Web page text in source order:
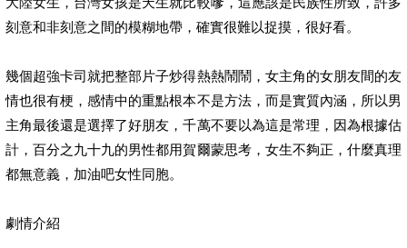
刻意和非刻意之間的模糊地帶，確實很難以捉摸，很好看。
幾個超強卡司就把整部片子炒得熱熱鬧鬧，女主角的女朋友間的友
情也很有梗，感情中的重點根本不是方法，而是實質內涵，所以男
主角最後還是選擇了好朋友，千萬不要以為這是常理，因為根據估
計，百分之九十九的男性都用賀爾蒙思考，女生不夠正，什麼真理
都無意義，加油吧女性同胞。
劇情介紹